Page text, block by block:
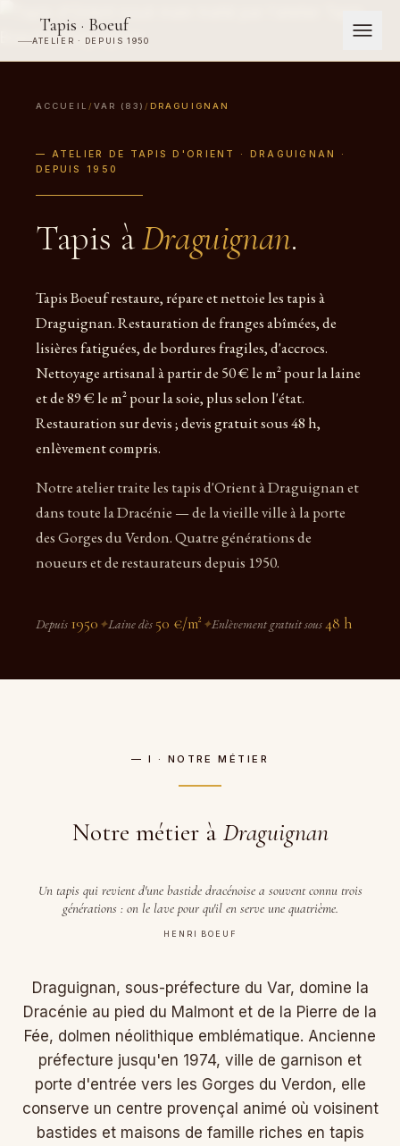
Tapis · Boeuf
ATELIER · DEPUIS 1950
ACCUEIL / VAR (83) / DRAGUIGNAN
— ATELIER DE TAPIS D'ORIENT · DRAGUIGNAN ·
DEPUIS 1950
Tapis àDraguignan.
Tapis Boeuf restaure, répare et nettoie les tapis à
Draguignan. Restauration de franges abîmées, de
lisières fatiguées, de bordures fragiles, d'accrocs.
Nettoyage artisanal à partir de 50 € le m² pour la laine
et de 89 € le m² pour la soie, plus selon l'état.
Restauration sur devis ; devis gratuit sous 48 h,
enlèvement compris.
Notre atelier traite les tapis d'Orient à Draguignan et
dans toute la Dracénie — de la vieille ville à la porte
des Gorges du Verdon. Quatre générations de
noueurs et de restaurateurs depuis 1950.
Depuis 1950 ✦Laine dès 50 €/m² ✦Enlèvement gratuit sous48 h
— I · NOTRE MÉTIER
Notre métier à Draguignan
Un tapis qui revient d'une bastide dracénoise a souvent connu trois
générations : on le lave pour qu'il en serve une quatrième.
HENRI BOEUF
Draguignan, sous-préfecture du Var, domine la
Dracénie au pied du Malmont et de la Pierre de la
Fée, dolmen néolithique emblématique. Ancienne
préfecture jusqu'en 1974, ville de garnison et
porte d'entrée vers les Gorges du Verdon, elle
conserve un centre provençal animé où voisinent
bastides et maisons de famille riches en tapis